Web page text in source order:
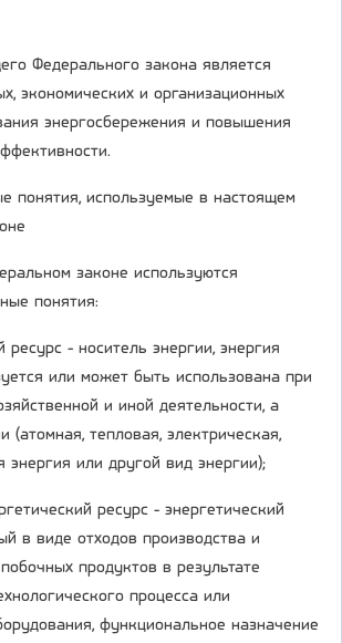
Федерального закона является
экономических и организационных
энергосбережения и повышения
понятия, используемые в настоящем
законе используются
понятия:
ресурс - носитель энергии, энергия
или может быть использована при
и иной деятельности, а
(атомная, тепловая, электрическая,
энергия или другой вид энергии);
ресурс - энергетический
в виде отходов производства и
продуктов в результате
процесса или
функциональное назначение